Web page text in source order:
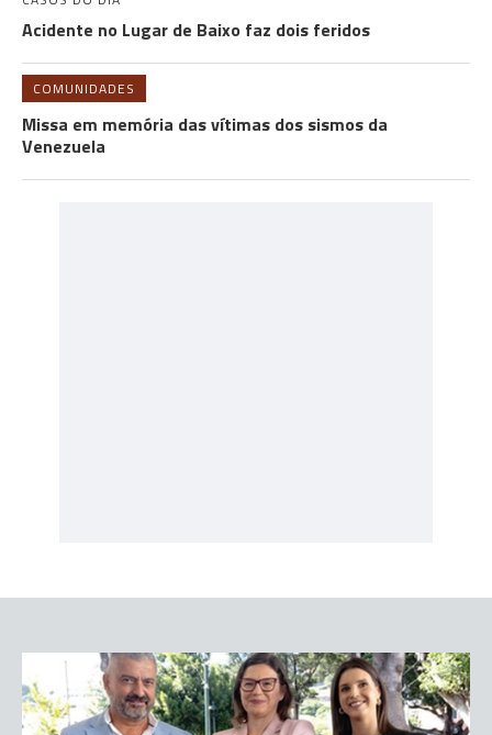
Acidente no Lugar de Baixo faz dois feridos
COMUNIDADES
Missa em memória das vítimas dos sismos da
Venezuela